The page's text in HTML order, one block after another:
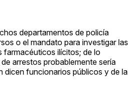
departamentos de policía
o el mandato para investigar las
ilícitos; de lo
arrestos probablemente sería
dicen funcionarios públicos y de la